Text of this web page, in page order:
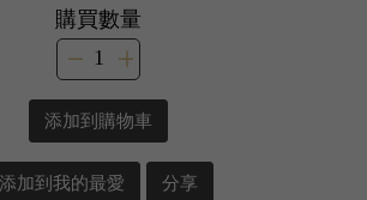
購買數量
添加到購物車
添加到我的最愛 分享